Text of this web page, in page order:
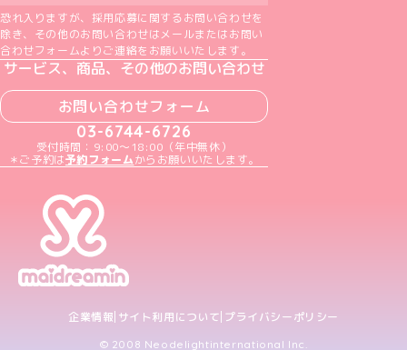
恐れ入りますが、採用応募に関するお問い合わせを
除き、その他のお問い合わせはメールまたはお問い
合わせフォームよりご連絡をお願いいたします。
サービス、商品、その他のお問い合わせ
お問い合わせフォーム
03-6744-6726
受付時間：9:00～18:00（年中無休）
＊ご予約は予約フォームからお願いいたします。
企業情報 サイト利用について プライバシーポリシー
© 2008 Neodelightinternational Inc.